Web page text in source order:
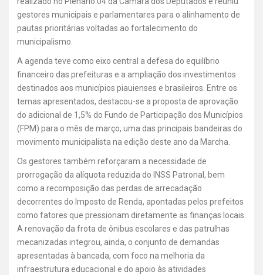
gestores municipais e parlamentares para o alinhamento de
pautas prioritárias voltadas ao fortalecimento do
municipalismo.
A agenda teve como eixo central a defesa do equilíbrio
financeiro das prefeituras e a ampliação dos investimentos
destinados aos municípios piauienses e brasileiros. Entre os
temas apresentados, destacou-se a proposta de aprovação
do adicional de 1,5% do Fundo de Participação dos Municípios
(FPM) para o mês de março, uma das principais bandeiras do
movimento municipalista na edição deste ano da Marcha.
Os gestores também reforçaram a necessidade de
prorrogação da alíquota reduzida do INSS Patronal, bem
como a recomposição das perdas de arrecadação
decorrentes do Imposto de Renda, apontadas pelos prefeitos
como fatores que pressionam diretamente as finanças locais.
A renovação da frota de ônibus escolares e das patrulhas
mecanizadas integrou, ainda, o conjunto de demandas
apresentadas à bancada, com foco na melhoria da
infraestrutura educacional e do apoio às atividades